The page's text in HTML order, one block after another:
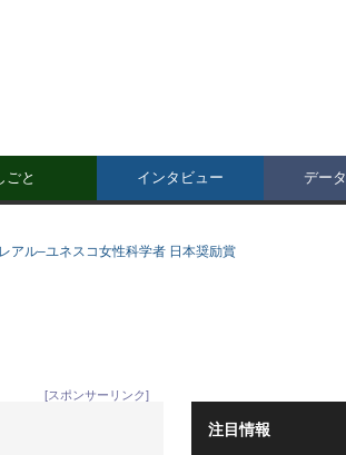
ごと インタビュー デー
アル–ユネスコ女性科学者 日本奨励賞
[スポンサーリンク]
注目情報